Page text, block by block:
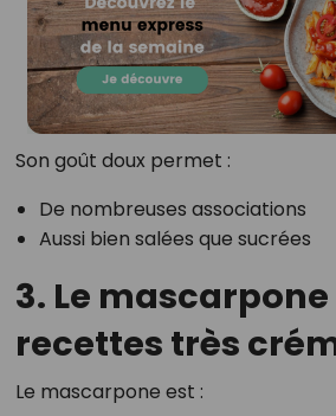
Son goût doux permet :
De nombreuses associations
Aussi bien salées que sucrées
3. Le
recettes très
Le mascarpone est :